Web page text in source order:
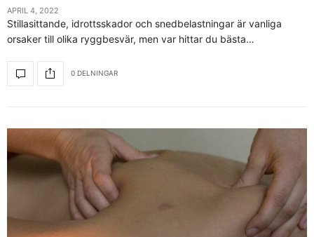
APRIL 4, 2022
Stillasittande, idrottsskador och snedbelastningar är vanliga
orsaker till olika ryggbesvär, men var hittar du bästa…
0 DELNINGAR